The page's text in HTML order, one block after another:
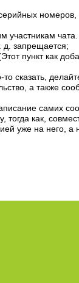
участникам
д. запрещается;
пункт как
сказать,
а также
самих
как,
уже на него,